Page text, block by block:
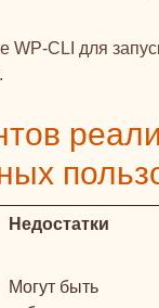
WP-CLI для
Недостатки
Могут быть